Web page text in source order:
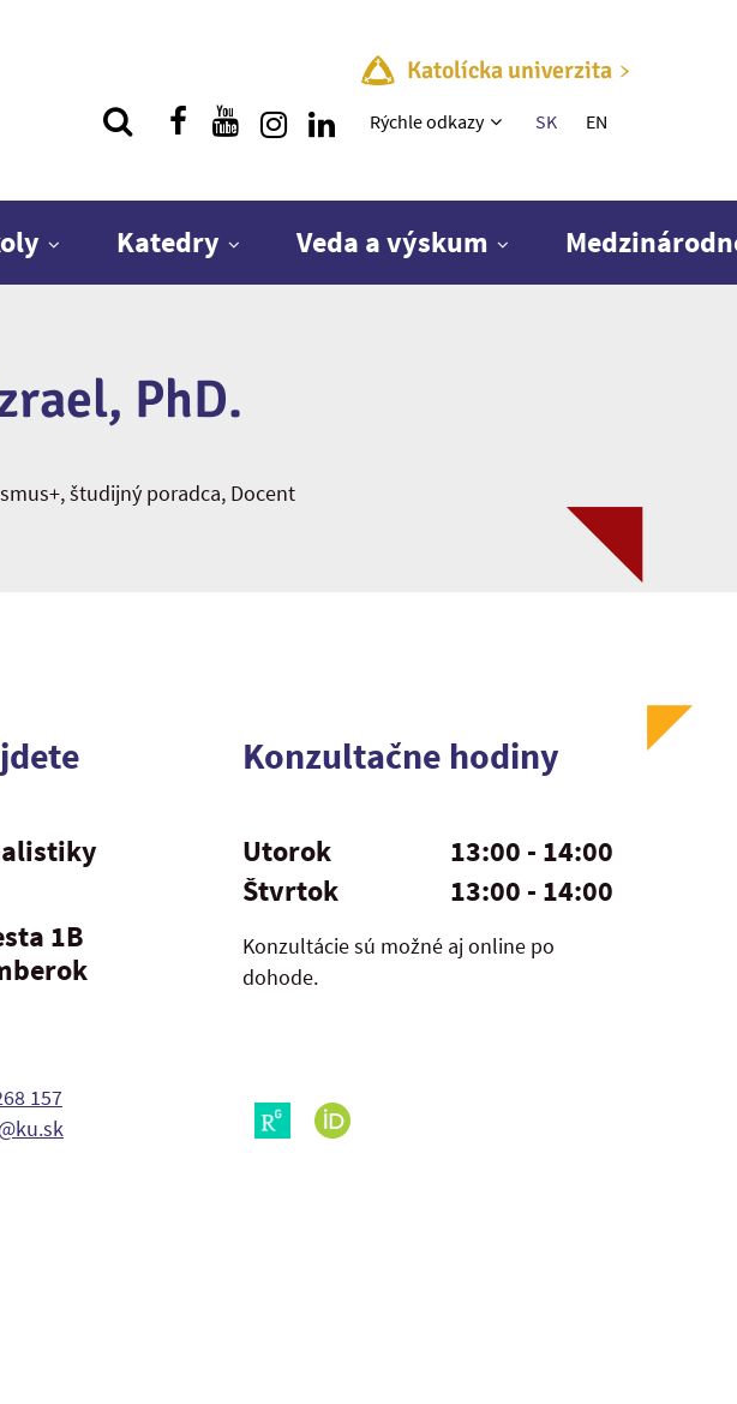
Katolícka univerzita
Rýchle menu
Rýchle odkazy SK EN
Katedry Veda a výskum
PhD.
študijný poradca, Docent
1B
157
Konzultačne hodiny
Utorok
13:00 - 14:00
Štvrtok
13:00 - 14:00
Konzultácie sú možné aj online po
dohode.